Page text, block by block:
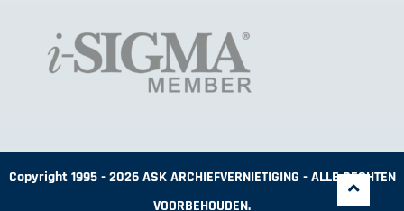
Copyright 1995 - 2026 ASK ARCHIEFVERNIETIGING - ALLE RECHTEN
VOORBEHOUDEN.